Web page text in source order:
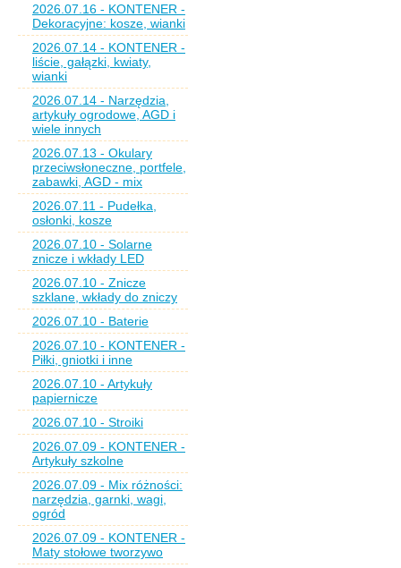
2026.07.16 - KONTENER -
Dekoracyjne: kosze, wianki
2026.07.14 - KONTENER -
liście, gałązki, kwiaty,
wianki
2026.07.14 - Narzędzia,
artykuły ogrodowe, AGD i
wiele innych
2026.07.13 - Okulary
przeciwsłoneczne, portfele,
zabawki, AGD - mix
2026.07.11 - Pudełka,
osłonki, kosze
2026.07.10 - Solarne
znicze i wkłady LED
2026.07.10 - Znicze
szklane, wkłady do zniczy
2026.07.10 - Baterie
2026.07.10 - KONTENER -
Piłki, gniotki i inne
2026.07.10 - Artykuły
papiernicze
2026.07.10 - Stroiki
2026.07.09 - KONTENER -
Artykuły szkolne
2026.07.09 - Mix różności:
narzędzia, garnki, wagi,
ogród
2026.07.09 - KONTENER -
Maty stołowe tworzywo